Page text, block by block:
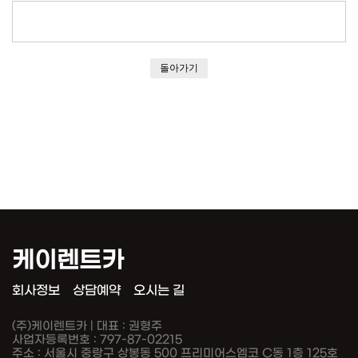
돌아가기
케이렌트카
회사정보 상담예약 오시는 길
(주)케이렌트카 | 대표 : 권형주
사업자등록번호 : 797-87-02215
주소 : 서울시 중랑구 상봉동 500 프리미어스엠코 C동 1층 125호